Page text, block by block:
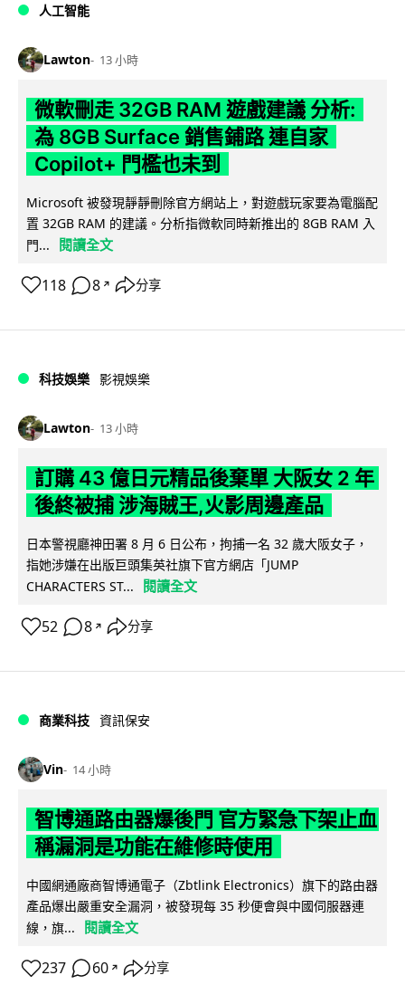
人工智能
Lawton 13 小時
微軟刪走 32GB RAM 遊戲建議 分析:
為 8GB Surface 銷售鋪路 連自家
Copilot+ 門檻也未到
Microsoft 被發現靜靜刪除官方網站上，對遊戲玩家要為電腦配
置 32GB RAM 的建議。分析指微軟同時新推出的 8GB RAM 入
門...
閱讀全文
118 8 ↗ 分享
科技娛樂 影視娛樂
Lawton 13 小時
訂購 43 億日元精品後棄單 大阪女 2 年
後終被捕 涉海賊王,火影周邊產品
日本警視廳神田署 8 月 6 日公布，拘捕一名 32 歲大阪女子，
指她涉嫌在出版巨頭集英社旗下官方網店「JUMP
CHARACTERS ST...
閱讀全文
52 8 ↗ 分享
商業科技 資訊保安
Vin 14 小時
智博通路由器爆後門 官方緊急下架止血
稱漏洞是功能在維修時使用
中國網通廠商智博通電子（Zbtlink Electronics）旗下的路由器
產品爆出嚴重安全漏洞，被發現每 35 秒便會與中國伺服器連
線，旗...
閱讀全文
237 60 ↗ 分享